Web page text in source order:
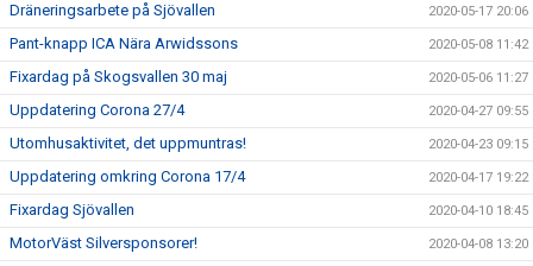
Dräneringsarbete på Sjövallen 2020-05-17 20:06
Pant-knapp ICA Nära Arwidssons 2020-05-08 11:42
Fixardag på Skogsvallen 30 maj 2020-05-06 11:27
Uppdatering Corona 27/4 2020-04-27 09:55
Utomhusaktivitet, det uppmuntras! 2020-04-23 09:15
Uppdatering omkring Corona 17/4 2020-04-17 19:22
Fixardag Sjövallen 2020-04-10 18:45
MotorVäst Silversponsorer! 2020-04-08 13:20